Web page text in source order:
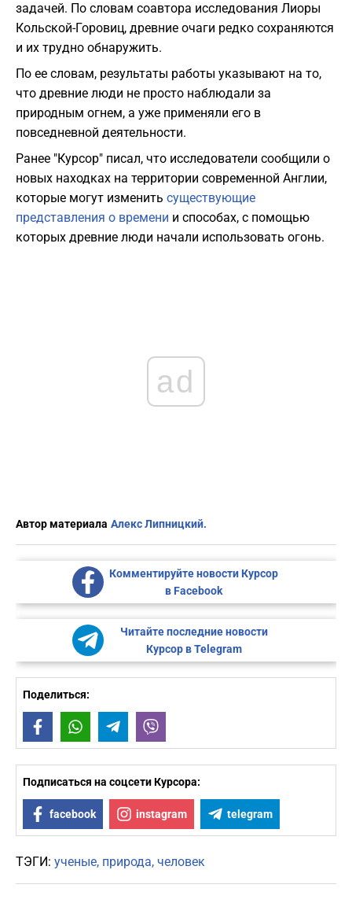
задачей. По словам соавтора исследования Лиоры
Кольской-Горовиц, древние очаги редко сохраняются
и их трудно обнаружить.
По ее словам, результаты работы указывают на то,
что древние люди не просто наблюдали за
природным огнем, а уже применяли его в
повседневной деятельности.
Ранее "Курсор" писал, что исследователи сообщили о
новых находках на территории современной Англии,
которые могут изменить существующие
представления о времени и способах, с помощью
которых древние люди начали использовать огонь.
ad
Автор материала Алекс Липницкий.
Комментируйте новости Курсор
в Facebook
Читайте последние новости
Курсор в Telegram
Поделиться:
FacebookWhatsAppTelegram
Подписаться на соцсети Курсора:
facebook instagram telegram
ТЭГИ: ученые природа человек